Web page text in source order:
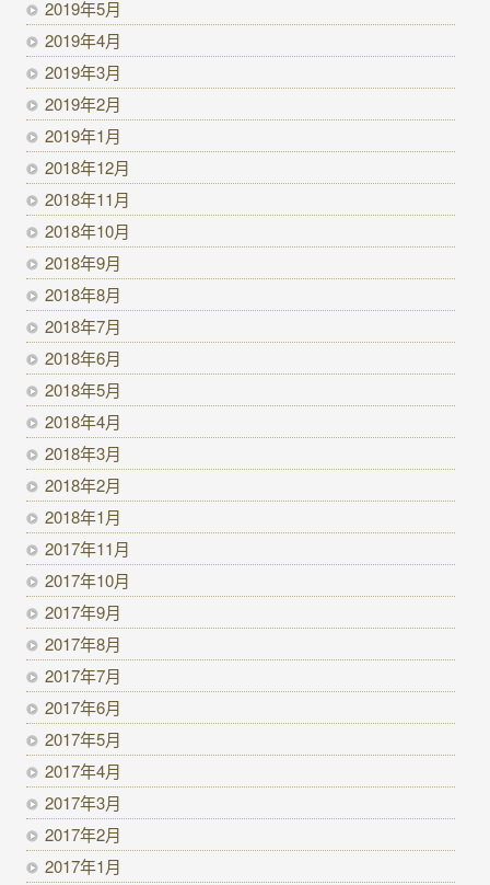
2019年5月
2019年4月
2019年3月
2019年2月
2019年1月
2018年12月
2018年11月
2018年10月
2018年9月
2018年8月
2018年7月
2018年6月
2018年5月
2018年4月
2018年3月
2018年2月
2018年1月
2017年11月
2017年10月
2017年9月
2017年8月
2017年7月
2017年6月
2017年5月
2017年4月
2017年3月
2017年2月
2017年1月